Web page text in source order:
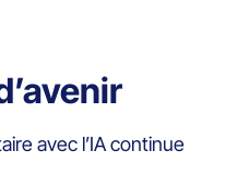
avec l’IA continue